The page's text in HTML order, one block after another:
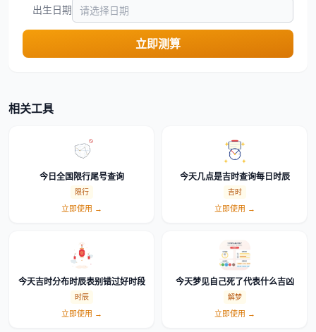
出生日期
立即测算
相关工具
今日全国限行尾号查询
限行
立即使用 →
今天几点是吉时查询每日时辰
吉时
立即使用 →
今天吉时分布时辰表别错过好时段
时辰
立即使用 →
今天梦见自己死了代表什么吉凶
解梦
立即使用 →